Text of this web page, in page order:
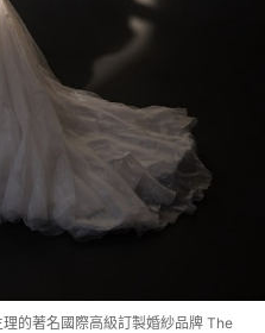
的著名國際高級訂製婚紗品牌 The